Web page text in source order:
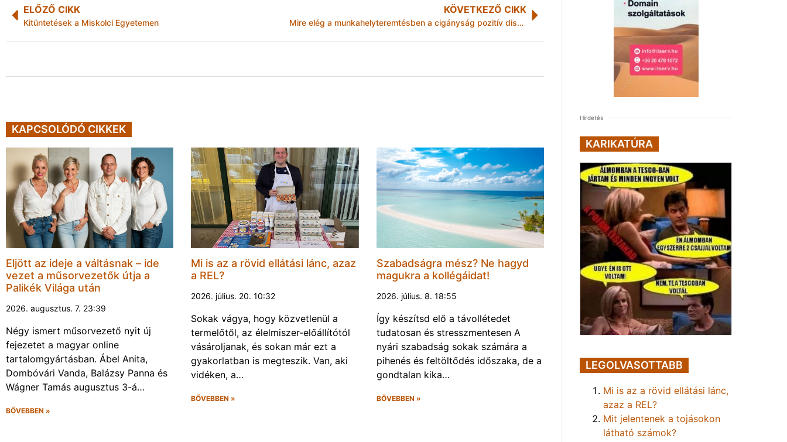
ELŐZŐ CIKK
Kitüntetések a Miskolci Egyetemen
KÖVETKEZŐ CIKK
Mire elég a munkahelyteremtésben a cigányság pozitív diszkriminációja?
KAPCSOLÓDÓ CIKKEK
Eljött az ideje a váltásnak – ide
vezet a műsorvezetők útja a
Palikék Világa után
2026. augusztus. 7. 23:39
Négy ismert műsorvezető nyit új
fejezetet a magyar online
tartalomgyártásban. Ábel Anita,
Dombóvári Vanda, Balázsy Panna és
Wágner Tamás augusztus 3-á…
BŐVEBBEN »
Mi is az a rövid ellátási lánc, azaz
a REL?
2026. július. 20. 10:32
Sokak vágya, hogy közvetlenül a
termelőtől, az élelmiszer-előállítótól
vásároljanak, és sokan már ezt a
gyakorlatban is megteszik. Van, aki
vidéken, a…
BŐVEBBEN »
Szabadságra mész? Ne hagyd
magukra a kollégáidat!
2026. július. 8. 18:55
Így készítsd elő a távollétedet
tudatosan és stresszmentesen A
nyári szabadság sokak számára a
pihenés és feltöltődés időszaka, de a
gondtalan kika…
BŐVEBBEN »
Hirdetés
KARIKATÚRA
LEGOLVASOTTABB
Mi is az a rövid ellátási lánc,
azaz a REL?
Mit jelentenek a tojásokon
látható számok?